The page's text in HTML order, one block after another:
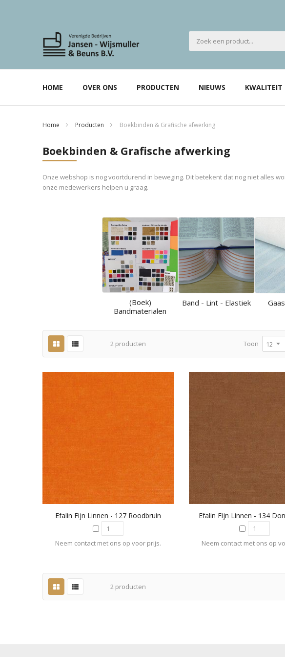
HOME OVER ONS PRODUCTEN NIEUWS KWALITEIT
Home Producten Boekbinden & Grafische afwerking
Boekbinden & Grafische afwerking
Onze webshop is nog voortdurend in beweging. Dit betekent dat nog niet alles
onze medewerkers helpen u graag.
(Boek)
Bandmaterialen
Band - Lint - Elastiek
2 producten Toon
Efalin Fijn Linnen - 127 Roodbruin
Neem contact met ons op voor prijs.
Efalin Fijn Linnen - 134
Neem contact met ons op
2 producten